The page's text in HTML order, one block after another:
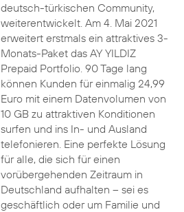
deutsch-türkischen Community,
weiterentwickelt. Am 4. Mai 2021
erweitert erstmals ein attraktives 3-
Monats-Paket das AY YILDIZ
Prepaid Portfolio. 90 Tage lang
können Kunden für einmalig 24,99
Euro mit einem Datenvolumen von
10 GB zu attraktiven Konditionen
surfen und ins In- und Ausland
telefonieren. Eine perfekte Lösung
für alle, die sich für einen
vorübergehenden Zeitraum in
Deutschland aufhalten – sei es
geschäftlich oder um Familie und